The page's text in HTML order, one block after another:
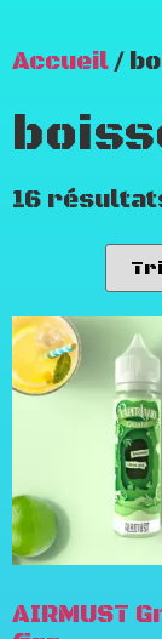
Accueil/
16
AIRMUST